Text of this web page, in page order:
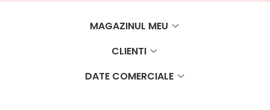
MAGAZINUL MEU
CLIENTI
DATE COMERCIALE